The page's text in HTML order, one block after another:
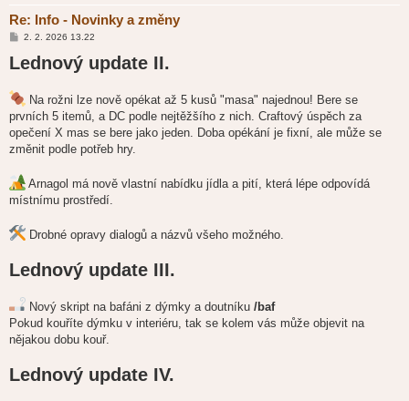
Re: Info - Novinky a změny
P
í
s
v
e
k
2. 2. 2026 13.22
Lednový update II.
Na rožni lze nově opékat až 5 kusů "masa" najednou! Bere se
prvních 5 itemů, a DC podle nejtěžšího z nich. Craftový úspěch za
opečení X mas se bere jako jeden. Doba opékání je fixní, ale může se
změnit podle potřeb hry.
Arnagol má nově vlastní nabídku jídla a pití, která lépe odpovídá
místnímu prostředí.
Drobné opravy dialogů a názvů všeho možného.
Lednový update III.
Nový skript na bafáni z dýmky a doutníku /baf
Pokud kouříte dýmku v interiéru, tak se kolem vás může objevit na
nějakou dobu kouř.
Lednový update IV.